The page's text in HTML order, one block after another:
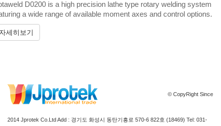
D0200 is a high precision lathe type rotary welding system
a wide range of available moment axes and control options.
세히보기
© CopyRight Since
2014 Jprotek Co.Ltd Add : 경기도 화성시 동탄기흥로 570-6 822호 (18469) Tel: 031-